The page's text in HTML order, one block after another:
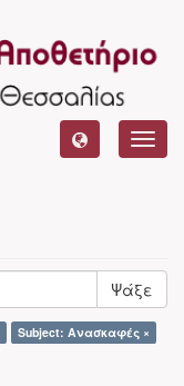
Ψάξε
Subject: Ανασκαφές ×